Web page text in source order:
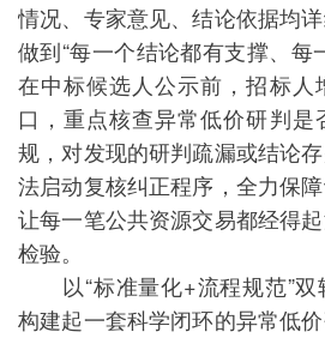
情况、专家意见、结论依据均
做到“每一个结论都有支撑、每
在中标候选人公示前，招标人
口，重点核查异常低价研判是
规，对发现的研判疏漏或结论
法启动复核纠正程序，全力保
让每一笔公共资源交易都经得
检验。
以“标准量化+流程规范”双
构建起一套科学闭环的异常低